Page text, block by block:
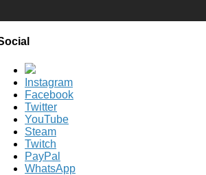
Instagram
Facebook
Twitter
YouTube
Steam
Twitch
PayPal
WhatsApp